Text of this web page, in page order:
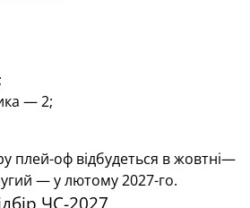
— 2;
плей-оф відбудеться в жовтні—
— у лютому 2027-го.
ЧС-2027